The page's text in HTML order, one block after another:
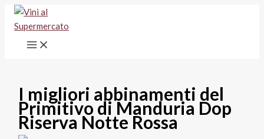
Vai
contenuto
I migliori abbinamenti del
Primitivo di Manduria Dop
Riserva Notte Rossa